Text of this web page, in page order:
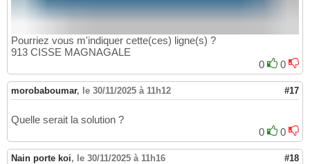
Pourriez vous m'indiquer cette(ces) ligne(s) ?
913 CISSE MAGNAGALE
0
0
morobaboumar, le 30/11/2025 à 11h12 #17
Quelle serait la solution ?
0
0
Nain porte koi, le 30/11/2025 à 11h16 #18